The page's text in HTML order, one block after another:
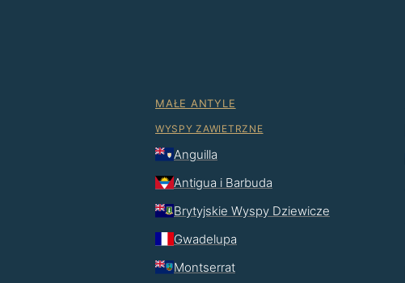
MAŁE ANTYLE
WYSPY ZAWIETRZNE
Anguilla
Antigua i Barbuda
Brytyjskie Wyspy Dziewicze
Gwadelupa
Montserrat